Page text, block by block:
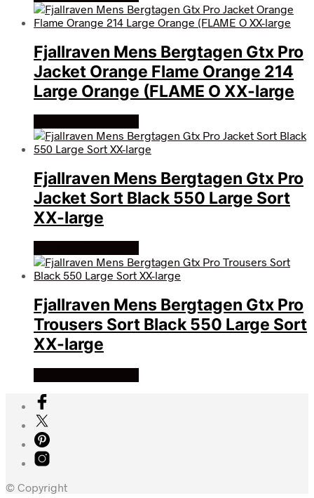
Fjallraven Mens Bergtagen Gtx Pro
Jacket Orange Flame Orange 214
Large Orange (FLAME O XX-large
Fjallraven Mens Bergtagen Gtx Pro
Jacket Sort Black 550 Large Sort
XX-large
Fjallraven Mens Bergtagen Gtx Pro
Trousers Sort Black 550 Large Sort
XX-large
© Copyright